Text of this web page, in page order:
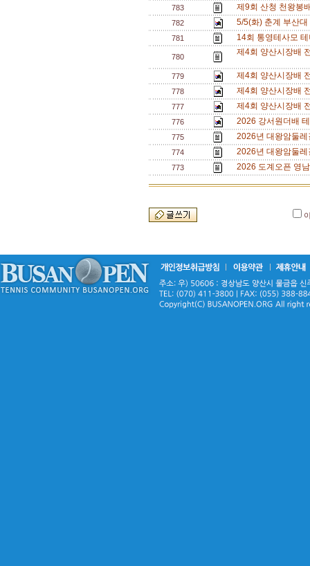
783 제9회 산청 천왕봉
782 5/5(화) 춘계 부산
781 14회 통영테사모
780 제4회 양산시장배
779 제4회 양산시장배
778 제4회 양산시장배
777 제4회 양산시장배
776 2026 강서원더배
775 2026년 대왕암둘
774 2026년 대왕암둘
773 2026 도계오픈 영